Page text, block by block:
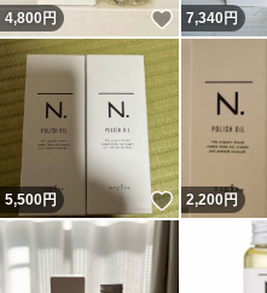
4,800円 いいね！
7,340円
5,500円 いいね！
2,200円